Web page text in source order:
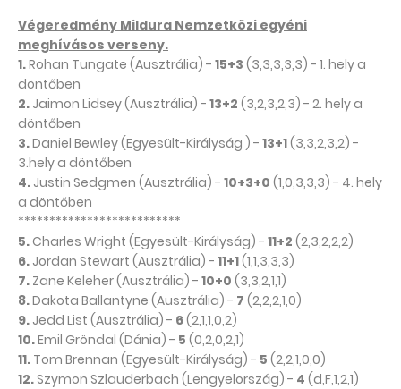
Végeredmény Mildura Nemzetközi egyéni
meghívásos verseny.
1.Rohan Tungate (Ausztrália) - 15+3 (3,3,3,3,3) - 1. hely a
döntőben
2. Jaimon Lidsey (Ausztrália) - 13+2 (3,2,3,2,3) - 2. hely a
döntőben
3.Daniel Bewley (Egyesült-Királyság ) - 13+1(3,3,2,3,2) -
3.hely a döntőben
4. Justin Sedgmen (Ausztrália) - 10+3+0 (1,0,3,3,3) - 4. hely
a döntőben
**************************
5. Charles Wright (Egyesült-Királyság) - 11+2 (2,3,2,2,2)
6. Jordan Stewart (Ausztrália) - 11+1(1,1,3,3,3)
7. Zane Keleher (Ausztrália) - 10+0 (3,3,2,1,1)
8.Dakota Ballantyne (Ausztrália) - 7 (2,2,2,1,0)
9. Jedd List (Ausztrália) - 6(2,1,1,0,2)
10.Emil Gröndal (Dánia) - 5 (0,2,0,2,1)
11. Tom Brennan (Egyesült-Királyság) - 5 (2,2,1,0,0)
12.Szymon Szlauderbach (Lengyelország) - 4 (d,F,1,2,1)